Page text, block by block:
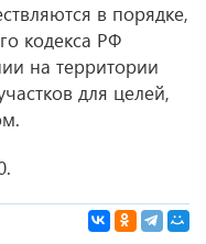
в порядке,
кодекса РФ
на территории
для целей,